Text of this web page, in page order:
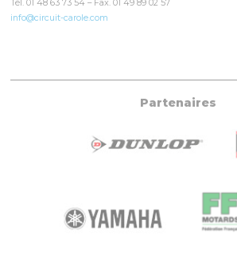
Tél. 01 48 63 73 54 – Fax. 01 49 89 02 57
info@circuit-carole.com
Partenaires